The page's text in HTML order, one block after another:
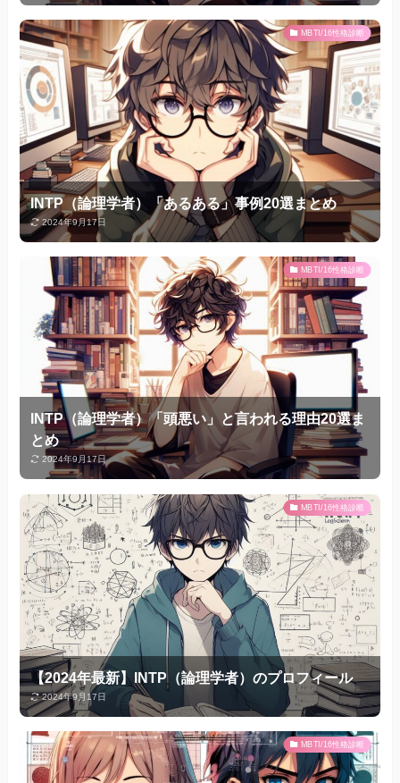
MBTI/16性格診断
INTP（論理学者）「あるある」事例20選まとめ
2024年9月17日
MBTI/16性格診断
INTP（論理学者）「頭悪い」と言われる理由20選ま
とめ
2024年9月17日
MBTI/16性格診断
【2024年最新】INTP（論理学者）のプロフィール
2024年9月17日
MBTI/16性格診断